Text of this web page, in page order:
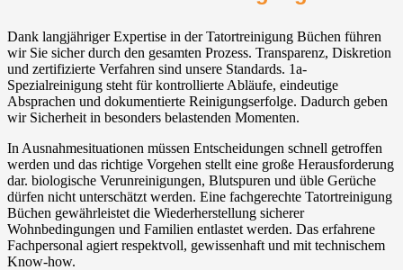
Dank langjähriger Expertise in der Tatortreinigung Büchen führen
wir Sie sicher durch den gesamten Prozess. Transparenz, Diskretion
und zertifizierte Verfahren sind unsere Standards. 1a-
Spezialreinigung steht für kontrollierte Abläufe, eindeutige
Absprachen und dokumentierte Reinigungserfolge. Dadurch geben
wir Sicherheit in besonders belastenden Momenten.
In Ausnahmesituationen müssen Entscheidungen schnell getroffen
werden und das richtige Vorgehen stellt eine große Herausforderung
dar. biologische Verunreinigungen, Blutspuren und üble Gerüche
dürfen nicht unterschätzt werden. Eine fachgerechte Tatortreinigung
Büchen gewährleistet die Wiederherstellung sicherer
Wohnbedingungen und Familien entlastet werden. Das erfahrene
Fachpersonal agiert respektvoll, gewissenhaft und mit technischem
Know-how.